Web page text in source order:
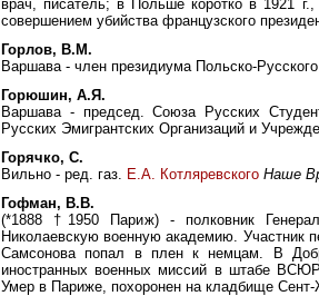
врач, писатель; в Польше коротко в 1921
совершением убийства французского
Горлов, В.М.
Варшава - член президиума Польско-
Горюшин, А.Я.
Варшава - председ. Союза Русских
Русских Эмигрантских Организаций и
Горячко, С.
Вильно - ред. газ. Е.А. Котляревского Наше
Гофман, В.В.
(*1888 †1950 Париж) - полковник
Николаевскую военную академию. Участник
Самсонова попал в плен к немцам. В
иностранных военных миссий в штабе
Умер в Париже, похоронен на кладбище